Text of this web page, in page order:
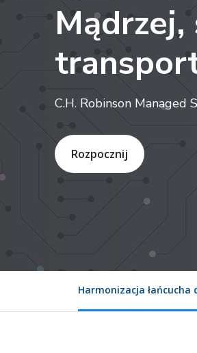
C.H. Robinson Managed
Rozpocznij
Harmonizacja łańcucha